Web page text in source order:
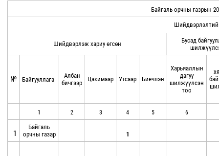
Байгаль орчны газрын
Шийдвэрлэж хариу өгсөн
Бусад
№ Байгууллага
Албан
бичгээр
Цахимаар Утсаар Биечлэн
Харьяаллын
дагуу
шилжүүлсэн
тоо
1 2 3 4 5 6
1
Байгаль
орчны газар
1